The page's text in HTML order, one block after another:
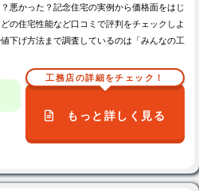
悪かった？記念住宅の実例から価格面をはじ
の住宅性能など口コミで評判をチェックしよ
下げ方法まで調査しているのは「みんなの工
工務店の詳細をチェック！
もっと詳しく見る